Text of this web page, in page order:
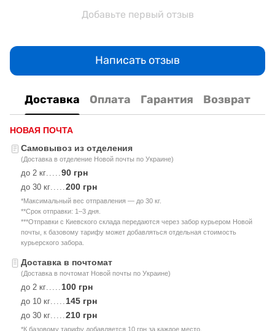
Добавьте первый отзыв
Написать отзыв
Доставка Оплата Гарантия Возврат
НОВАЯ ПОЧТА
Самовывоз из отделения
(Доставка в отделение Новой почты по Украине)
до 2 кг 90 грн
до 30 кг 200 грн
*Максимальный вес отправления — до 30 кг.
**Срок отправки: 1–3 дня.
***Отправки с Киевского склада передаются через забор курьером Новой
почты, к базовому тарифу может добавляться отдельная стоимость
курьерского забора.
Доставка в почтомат
(Доставка в почтомат Новой почты по Украине)
до 2 кг 100 грн
до 10 кг 145 грн
до 30 кг 210 грн
*К базовому тарифу добавляется 10 грн за каждое место.